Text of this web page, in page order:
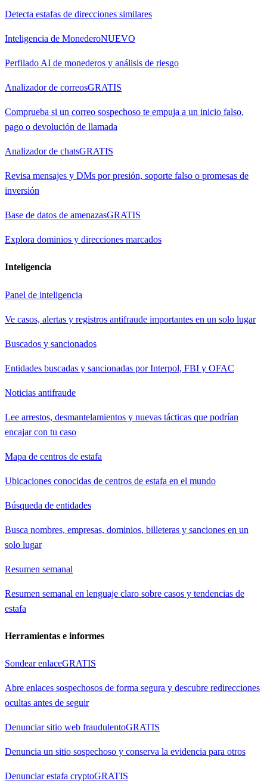
Detecta estafas de direcciones similares
Inteligencia de MonederoNUEVO
Perfilado AI de monederos y análisis de riesgo
Analizador de correosGRATIS
Comprueba si un correo sospechoso te empuja a un inicio falso,
pago o devolución de llamada
Analizador de chatsGRATIS
Revisa mensajes y DMs por presión, soporte falso o promesas de
inversión
Base de datos de amenazasGRATIS
Explora dominios y direcciones marcados
Inteligencia
Panel de inteligencia
Ve casos, alertas y registros antifraude importantes en un solo lugar
Buscados y sancionados
Entidades buscadas y sancionadas por Interpol, FBI y OFAC
Noticias antifraude
Lee arrestos, desmantelamientos y nuevas tácticas que podrían
encajar con tu caso
Mapa de centros de estafa
Ubicaciones conocidas de centros de estafa en el mundo
Búsqueda de entidades
Busca nombres, empresas, dominios, billeteras y sanciones en un
solo lugar
Resumen semanal
Resumen semanal en lenguaje claro sobre casos y tendencias de
estafa
Herramientas e informes
Sondear enlaceGRATIS
Abre enlaces sospechosos de forma segura y descubre redirecciones
ocultas antes de seguir
Denunciar sitio web fraudulentoGRATIS
Denuncia un sitio sospechoso y conserva la evidencia para otros
Denunciar estafa cryptoGRATIS